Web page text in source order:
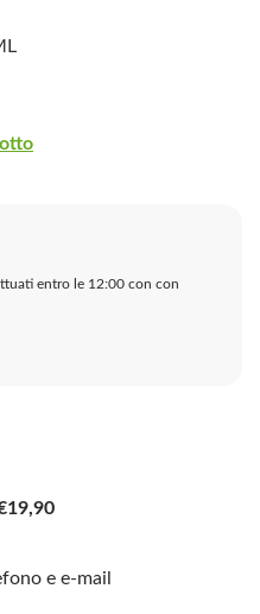
entro le 12:00 con con
e e-mail